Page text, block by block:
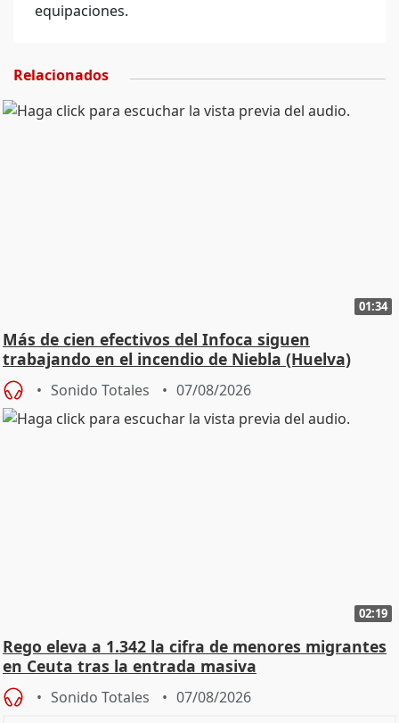
equipaciones.
Relacionados
01:34
Más de cien efectivos del Infoca siguen
trabajando en el incendio de Niebla (Huelva)
Sonido Totales 07/08/2026
02:19
Rego eleva a 1.342 la cifra de menores migrantes
en Ceuta tras la entrada masiva
Sonido Totales 07/08/2026